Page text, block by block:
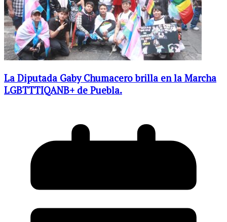
La Diputada Gaby Chumacero brilla en la Marcha
LGBTTTIQANB+ de Puebla.